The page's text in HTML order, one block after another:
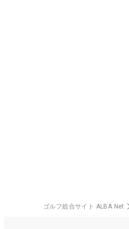
ゴルフ総合サイト ALBA Net